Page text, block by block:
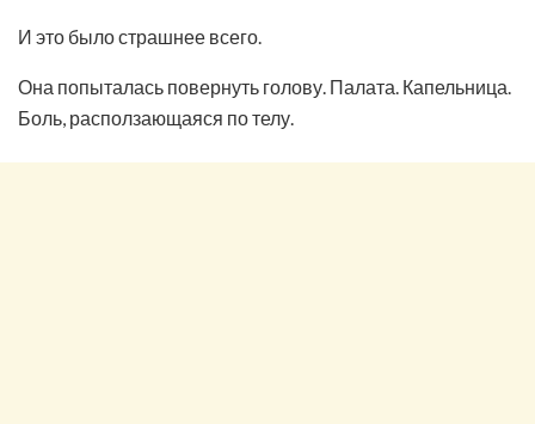
И это было страшнее всего.
Она попыталась повернуть голову. Палата. Капельница.
Боль, расползающаяся по телу.